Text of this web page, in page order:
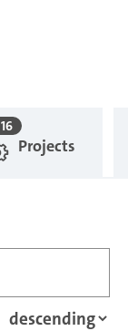
Projects
16